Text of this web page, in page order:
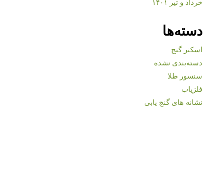
دسته‌ها
اسکنر گنج
دسته‌بندی نشده
سنسور طلا
فلزیاب
نشانه های گنج یابی